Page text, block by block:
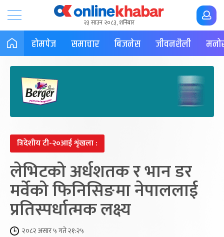
२३ साउन २०८३, शनिबार
होमपेज समाचार बिजनेस जीवनशैली
त्रिदेशीय टी-२०आई शृंखला :
लेभिटको अर्धशतक र भान डर
मर्वेको फिनिसिङमा नेपाललाई
प्रतिस्पर्धात्मक लक्ष्य
२०८२ असार ५ गते २१:२५